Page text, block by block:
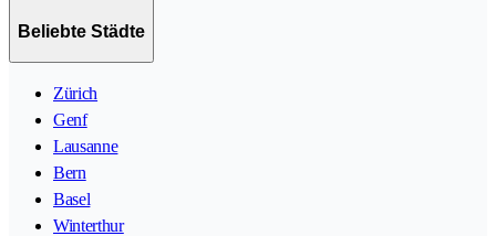
Beliebte Städte
Zürich
Genf
Lausanne
Bern
Basel
Winterthur